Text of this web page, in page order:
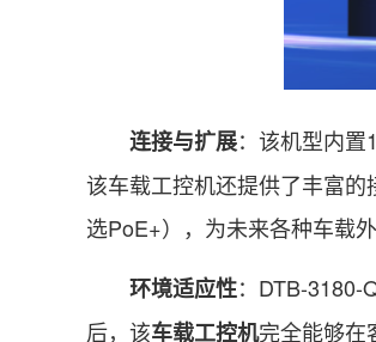
连接与扩展：该机型内置
该车载工控机还提供了丰富
选PoE+），为未来各种车载
环境适应性：DTB-3180-
后，该车载工控机完全能够在